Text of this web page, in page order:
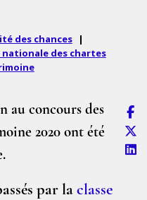
des chances
|
nationale des chartes
au concours des
2020 ont été
par la classe